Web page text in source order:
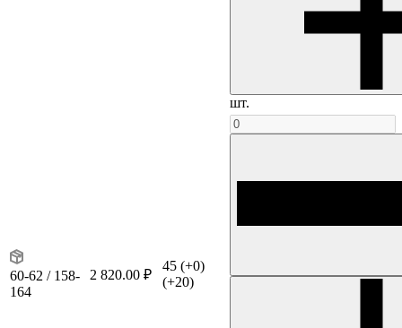
шт.
60-62 / 158-
164
2 820.00 ₽
45 (+0)
(+20)